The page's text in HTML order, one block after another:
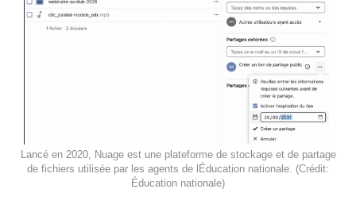
Lancé en 2020, Nuage est une plateforme de stockage et de partage
de fichiers utilisée par les agents de lÉducation nationale. (Crédit:
Éducation nationale)